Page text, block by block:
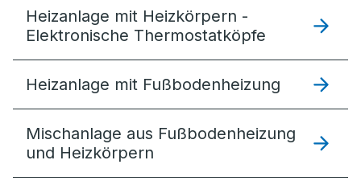
Heizanlage mit Heizkörpern -
Elektronische Thermostatköpfe
Heizanlage mit Fußbodenheizung
Mischanlage aus Fußbodenheizung
und Heizkörpern